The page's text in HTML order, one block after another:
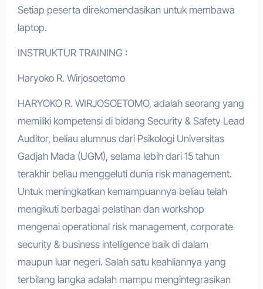
Setiap peserta direkomendasikan untuk membawa
laptop.
INSTRUKTUR TRAINING :
Haryoko R. Wirjosoetomo
HARYOKO R. WIRJOSOETOMO, adalah seorang yang
memiliki kompetensi di bidang Security & Safety Lead
Auditor, beliau alumnus dari Psikologi Universitas
Gadjah Mada (UGM), selama lebih dari 15 tahun
terakhir beliau menggeluti dunia risk management.
Untuk meningkatkan kemampuannya beliau telah
mengikuti berbagai pelatihan dan workshop
mengenai operational risk management, corporate
security & business intelligence baik di dalam
maupun luar negeri. Salah satu keahliannya yang
terbilang langka adalah mampu mengintegrasikan